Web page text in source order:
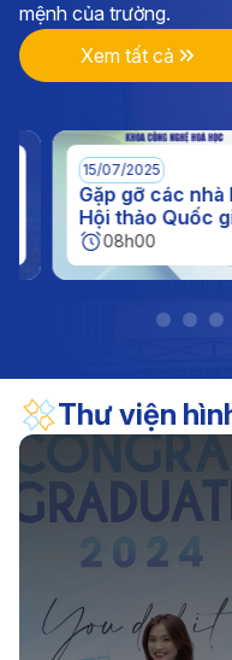
17/04/2026 Thông báo
Thông báo v/v vận
liệu và hiện vật
(11/11/1956 - 11/11/
17/04/2026 Thông báo
Thông báo kế
2026
mệnh của trường.
Xem tất cả
15/07/2025
Gặp gỡ các nhà
Hội thảo Quốc
tại IUH
08h00
Thư viện